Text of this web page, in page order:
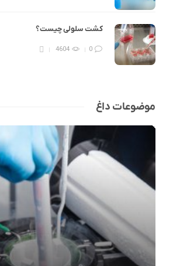
کشت سلولی چیست؟
0
4604
موضوعات داغ